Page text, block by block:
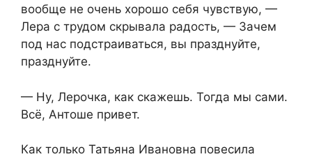
вообще не очень хорошо себя чувствую, —
Лера с трудом скрывала радость, — Зачем
под нас подстраиваться, вы празднуйте,
празднуйте.
— Ну, Лерочка, как скажешь. Тогда мы сами.
Всё, Антоше привет.
Как только Татьяна Ивановна повесила